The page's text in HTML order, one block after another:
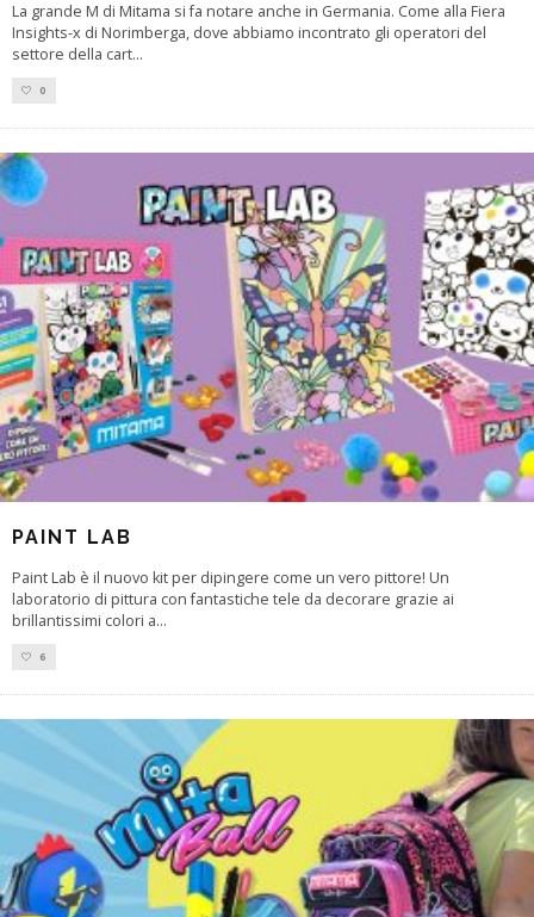
La grande M di Mitama si fa notare anche in Germania. Come alla Fiera
Insights-x di Norimberga, dove abbiamo incontrato gli operatori del
settore della cart...
0
PAINT LAB
Paint Lab è il nuovo kit per dipingere come un vero pittore! Un
laboratorio di pittura con fantastiche tele da decorare grazie ai
brillantissimi colori a...
6